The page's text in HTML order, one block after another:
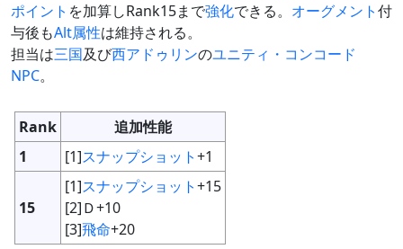
ポイント を加算しRank15まで強化できる。 オーグメント付
与後もAlt属性は維持される。
担当は三国及び西アドゥリンのユニティ・コンコード
NPC。
Rank
追加性能
1
[1]スナップショット+1
15
[1]スナップショット+15
[2]Ｄ+10
[3]飛命+20